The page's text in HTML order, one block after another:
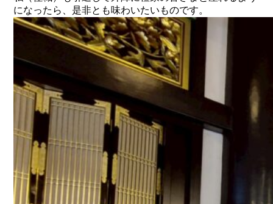
になったら、是非とも味わいたいものです。